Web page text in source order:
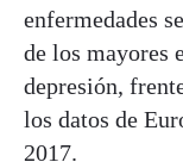
enfermedades
de los mayores
depresión,
los datos de
2017.